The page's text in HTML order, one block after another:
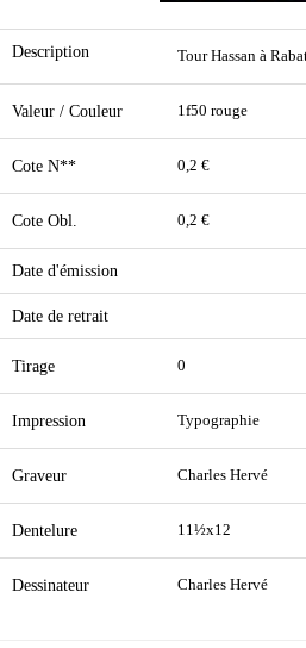
Description Tour Hassan à
Valeur / Couleur 1f50 rouge
Cote N** 0,2 €
Cote Obl. 0,2 €
Date d'émission
Date de retrait
Tirage 0
Impression Typographie
Graveur Charles Hervé
Dentelure 11½x12
Dessinateur Charles Hervé